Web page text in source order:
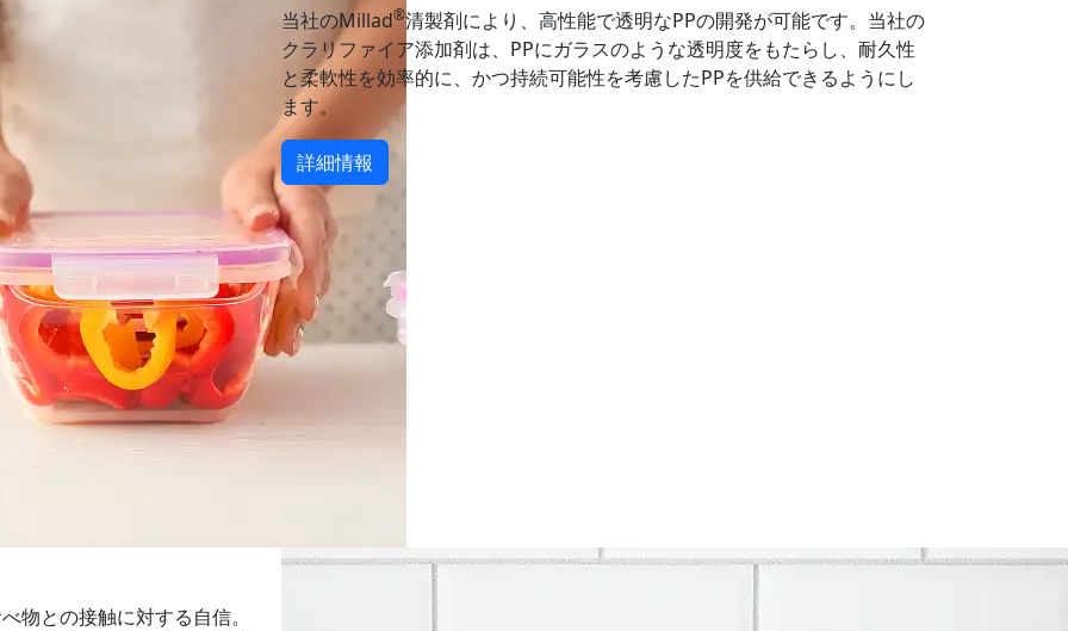
当社のMillad®清製剤により、高性能で透明なPPの開発が可能です。当社の
クラリファイア添加剤は、PPにガラスのような透明度をもたらし、耐久性
と柔軟性を効率的に、かつ持続可能性を考慮したPPを供給できるようにし
ます。
詳細情報
物との接触に対する自信。